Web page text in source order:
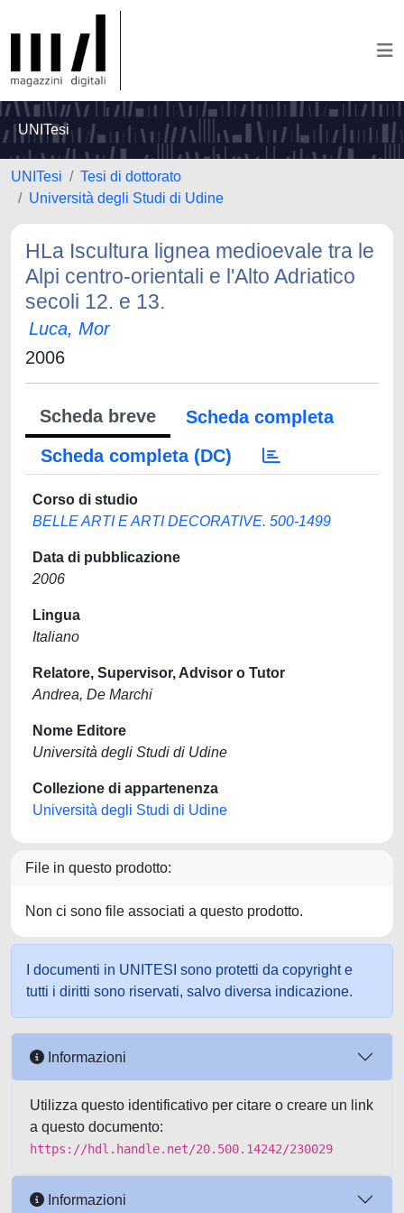
UNITesi
UNITesi
Tesi di dottorato
Università degli Studi di Udine
HLa Iscultura lignea medioevale tra le
Alpi centro-orientali e l'Alto Adriatico
secoli 12. e 13.
Luca, Mor
2006
Scheda breve
Scheda completa
Scheda completa (DC)
Corso di studio
BELLE ARTI E ARTI DECORATIVE. 500-1499
Data di pubblicazione
2006
Lingua
Italiano
Relatore, Supervisor, Advisor o Tutor
Andrea, De Marchi
Nome Editore
Università degli Studi di Udine
Collezione di appartenenza
Università degli Studi di Udine
File in questo prodotto:
Non ci sono file associati a questo prodotto.
I documenti in UNITESI sono protetti da copyright e
tutti i diritti sono riservati, salvo diversa indicazione.
Informazioni
Utilizza questo identificativo per citare o creare un link
a questo documento:
https://hdl.handle.net/20.500.14242/230029
Informazioni